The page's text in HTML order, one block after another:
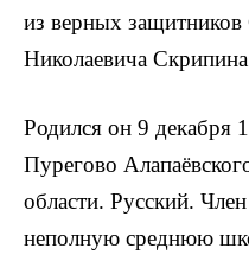
из верных
Николаевича
Родился он 9 декабря
Пурегово
области. Русский.
неполную среднюю